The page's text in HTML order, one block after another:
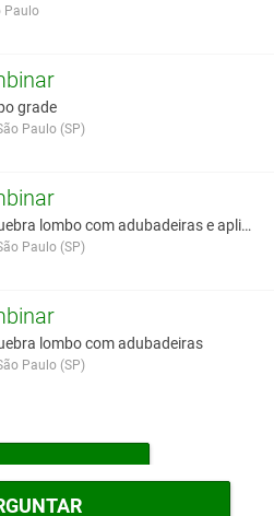
Paulo
grade
Paulo (SP)
Cultivador quebra lombo com adubadeiras e aplicado
Paulo (SP)
lombo com adubadeiras
Paulo (SP)